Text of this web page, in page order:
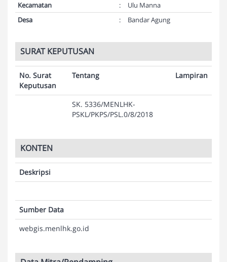
Kecamatan
:
Ulu Manna
Desa
: Bandar Agung
SURAT KEPUTUSAN
No. Surat
Keputusan
Tentang Lampiran
SK. 5336/MENLHK-
PSKL/PKPS/PSL.0/8/2018
KONTEN
Deskripsi
Sumber Data
webgis.menlhk.go.id